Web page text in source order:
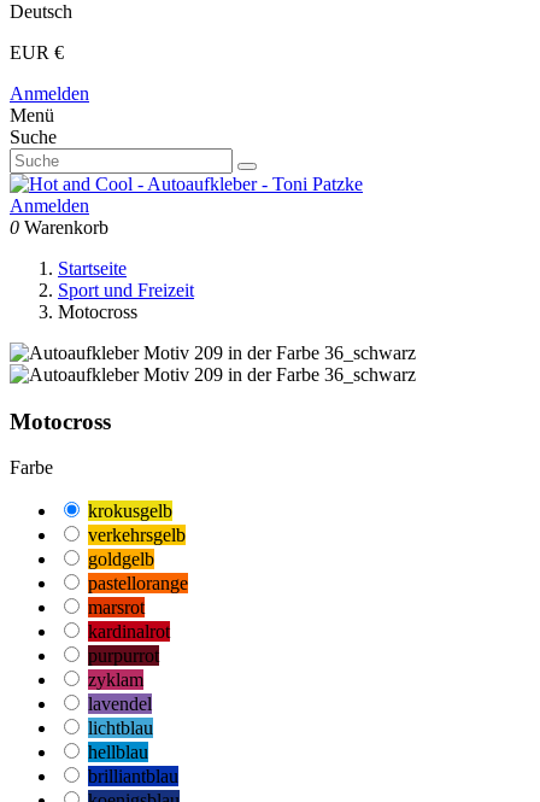
Deutsch
EUR €
Anmelden
Menü
Suche
Anmelden
0 Warenkorb
Startseite
Sport und Freizeit
Motocross
Motocross
Farbe
krokusgelb
verkehrsgelb
goldgelb
pastellorange
marsrot
kardinalrot
purpurrot
zyklam
lavendel
lichtblau
hellblau
brilliantblau